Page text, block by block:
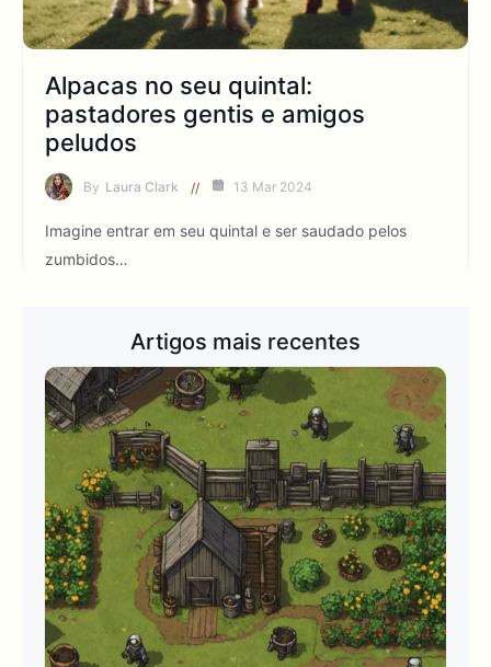
Alpacas no seu quintal:
pastadores gentis e amigos
peludos
By Laura Clark 13 Mar 2024
Imagine entrar em seu quintal e ser saudado pelos
zumbidos…
Artigos mais recentes